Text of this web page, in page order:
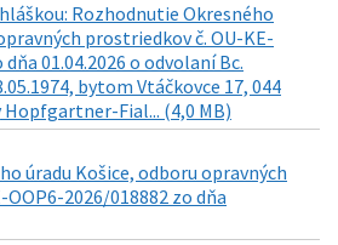
Rozhodnutie Okresného
prostriedkov č. OU-KE-
01.04.2026 o odvolaní Bc.
bytom Vtáčkovce 17, 044
Fial... (4,0 MB)
úradu Košice, odboru opravných
2026/018882 zo dňa